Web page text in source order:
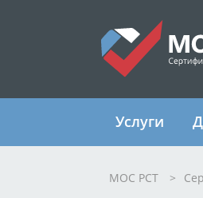
Услуги
МОС РСТ >